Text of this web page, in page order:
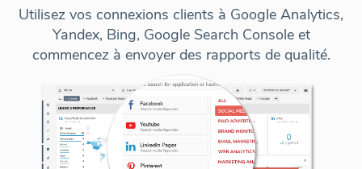
Utilisez vos connexions clients à Google Analytics,
Yandex, Bing, Google Search Console et
commencez à envoyer des rapports de qualité.